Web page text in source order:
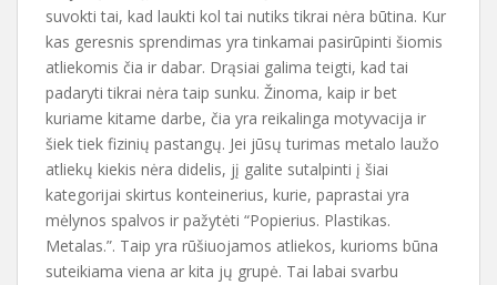
suvokti tai, kad laukti kol tai nutiks tikrai nėra būtina. Kur
kas geresnis sprendimas yra tinkamai pasirūpinti šiomis
atliekomis čia ir dabar. Drąsiai galima teigti, kad tai
padaryti tikrai nėra taip sunku. Žinoma, kaip ir bet
kuriame kitame darbe, čia yra reikalinga motyvacija ir
šiek tiek fizinių pastangų. Jei jūsų turimas metalo laužo
atliekų kiekis nėra didelis, jį galite sutalpinti į šiai
kategorijai skirtus konteinerius, kurie, paprastai yra
mėlynos spalvos ir pažytėti “Popierius. Plastikas.
Metalas.”. Taip yra rūšiuojamos atliekos, kurioms būna
suteikiama viena ar kita jų grupė. Tai labai svarbu